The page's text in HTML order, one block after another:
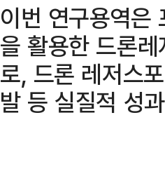
이번 연구용역은
을 활용한 드론
로, 드론 레저스
발 등 실질적 성